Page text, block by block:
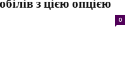
з цією опцією
0